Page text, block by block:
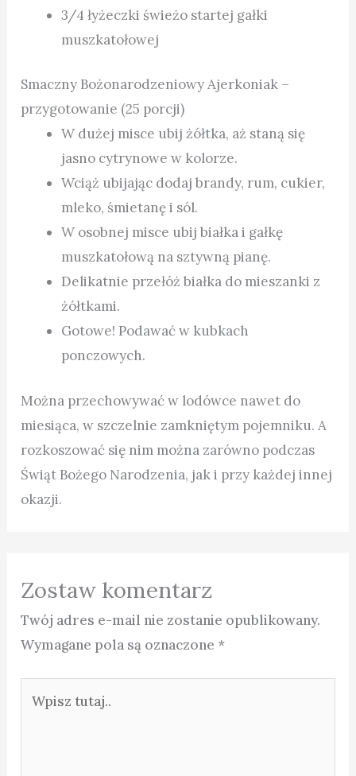
3/4 łyżeczki świeżo startej gałki
muszkatołowej
Smaczny Bożonarodzeniowy Ajerkoniak –
przygotowanie (25 porcji)
W dużej misce ubij żółtka, aż staną się
jasno cytrynowe w kolorze.
Wciąż ubijając dodaj brandy, rum, cukier,
mleko, śmietanę i sól.
W osobnej misce ubij białka i gałkę
muszkatołową na sztywną pianę.
Delikatnie przełóż białka do mieszanki z
żółtkami.
Gotowe! Podawać w kubkach
ponczowych.
Można przechowywać w lodówce nawet do
miesiąca, w szczelnie zamkniętym pojemniku. A
rozkoszować się nim można zarówno podczas
Świąt Bożego Narodzenia, jak i przy każdej innej
okazji.
Zostaw komentarz
Twój adres e-mail nie zostanie opublikowany.
Wymagane pola są oznaczone *
tutaj..